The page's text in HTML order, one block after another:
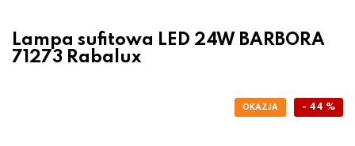
Lampa sufitowa LED 24W BARBORA
71273 Rabalux
- 44 %